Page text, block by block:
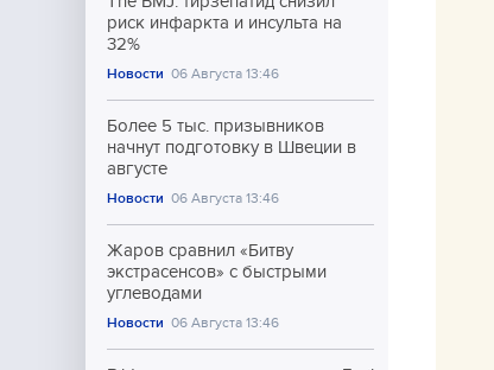
риск инфаркта и инсульта на
32%
Новости 06 Августа 13:46
Более 5 тыс. призывников
начнут подготовку в Швеции в
августе
Новости 06 Августа 13:46
Жаров сравнил «Битву
экстрасенсов» с быстрыми
углеводами
Новости 06 Августа 13:46